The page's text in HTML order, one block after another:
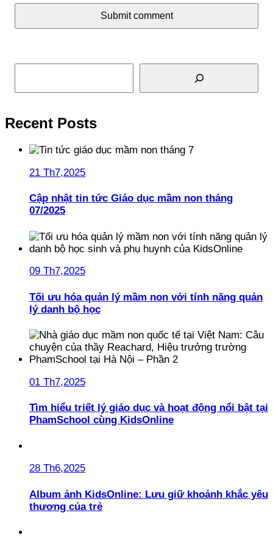
Submit comment
Tìm kiếm
Recent Posts
21 Th7,2025
Cập nhật tin tức Giáo dục mầm non tháng
07/2025
09 Th7,2025
Tối ưu hóa quản lý mầm non với tính năng quản
lý danh bộ học
01 Th7,2025
Tìm hiểu triết lý giáo dục và hoạt động nổi bật tại
PhamSchool cùng KidsOnline
28 Th6,2025
Album ảnh KidsOnline: Lưu giữ khoảnh khắc yêu
thương của trẻ